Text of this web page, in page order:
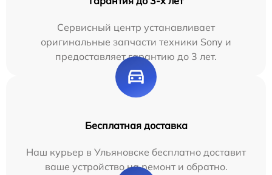
Сервисный центр устанавливает
оригинальные запчасти техники Sony и
предоставляет гарантию до 3 лет.
Бесплатная доставка
Наш курьер в Ульяновске бесплатно доставит
ваше устройство на ремонт и обратно.